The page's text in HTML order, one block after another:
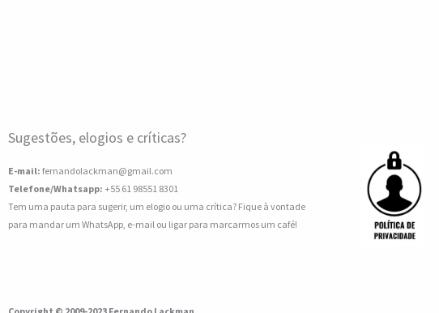
Sugestões, elogios e críticas?
E-mail: fernandolackman@gmail.com
Telefone/Whatsapp: +55 61 98551 8301
Tem uma pauta para sugerir, um elogio ou uma crítica? Fique à vontade
para mandar um WhatsApp, e-mail ou ligar para marcarmos um café!